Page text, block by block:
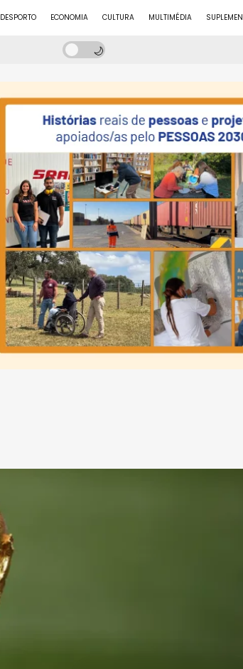
DESPORTO ECONOMIA CULTURA MULTIMÉDIA